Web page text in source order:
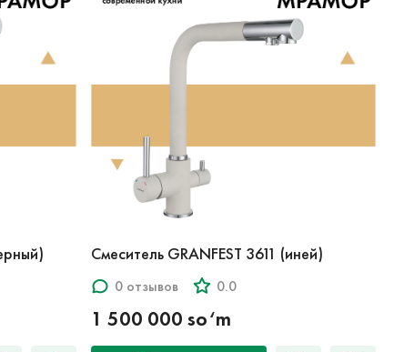
Смеситель GRANFEST 3611 (иней)
0 отзывов 0.0
1 500 000 so‘m